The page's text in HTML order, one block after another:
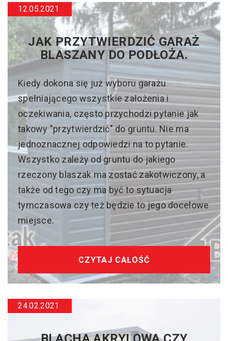
12.05.2021
JAK PRZYTWIERDZIĆ GARAŻ
BLASZANY DO PODŁOŻA.
Kiedy dokona się już wyboru garażu
spełniającego wszystkie założenia i
oczekiwania, często przychodzi pytanie jak
takowy "przytwierdzić" do gruntu. Nie ma
jednoznacznej odpowiedzi na to pytanie.
Wszystko zależy od gruntu do jakiego
rzeczony blaszak ma zostać zakotwiczony, a
także od tego czy ma być to sytuacja
tymczasowa czy też będzie to jego docelowe
miejsce.
CZYTAJ CAŁOŚĆ
24.02.2021